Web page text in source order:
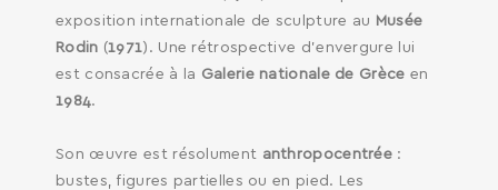
exposition internationale de sculpture au Musée
Rodin (1971). Une rétrospective d’envergure lui
est consacrée à la Galerie nationale de Grèce en
1984.
Son œuvre est résolument anthropocentrée :
bustes, figures partielles ou en pied. Les